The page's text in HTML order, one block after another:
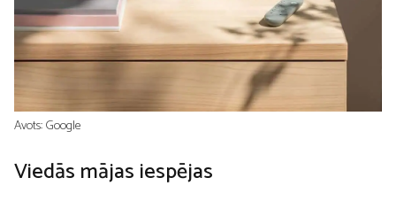
Avots: Google
Viedās mājas iespējas